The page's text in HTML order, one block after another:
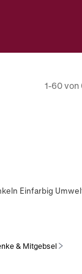
1-60
Einfarbig
& Mitgebsel